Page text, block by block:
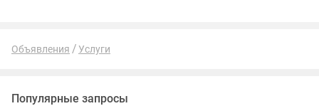
Объявления Услуги
Популярные запросы